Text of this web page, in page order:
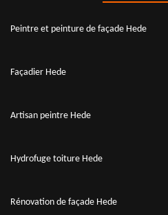
Peintre et peinture de façade Hede
Façadier Hede
Artisan peintre Hede
Hydrofuge toiture Hede
Rénovation de façade Hede